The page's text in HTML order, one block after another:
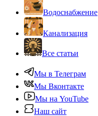
Водоснабжение
Канализация
Все статьи
Мы в Телеграм
Мы Вконтакте
Мы на YouTube
Наш сайт